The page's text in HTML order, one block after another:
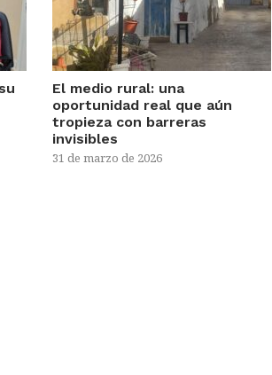
El medio rural: una
oportunidad real que aún
tropieza con barreras
invisibles
31 de marzo de 2026